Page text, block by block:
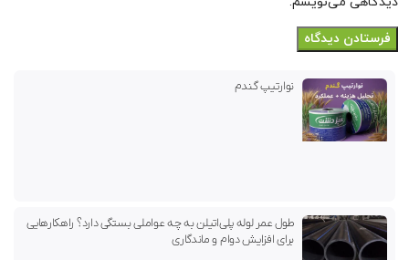
نوارتیپ گندم
طول عمر لوله پلی‌اتیلن به چه عواملی بستگی دارد؟ راهکارهایی
برای افزایش دوام و ماندگاری